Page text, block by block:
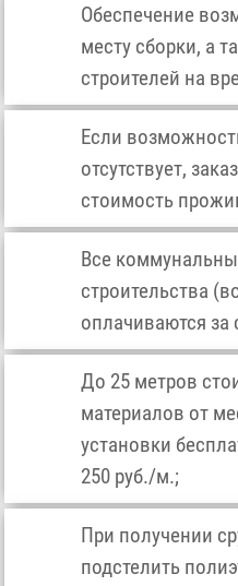
Обеспечение
месту сборки, а
строителей на
Если
отсутствует,
стоимость
Все
строительства
оплачиваются за
До 25 метров
материалов от
установки
250 руб./м.;
При получении
подстелить